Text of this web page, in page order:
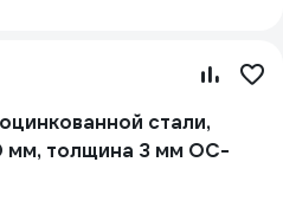
стали,
мм, толщина 3 мм ОС-